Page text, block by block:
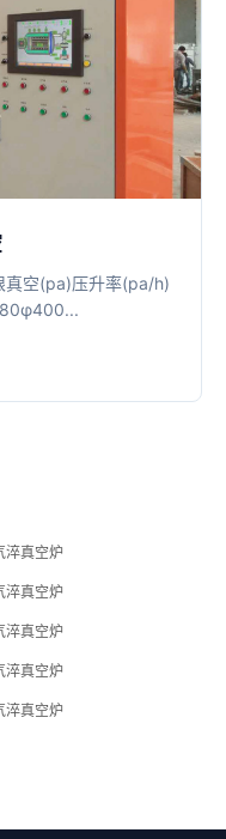
真空(pa)压升率(pa/h)
淬真空炉
淬真空炉
淬真空炉
淬真空炉
淬真空炉